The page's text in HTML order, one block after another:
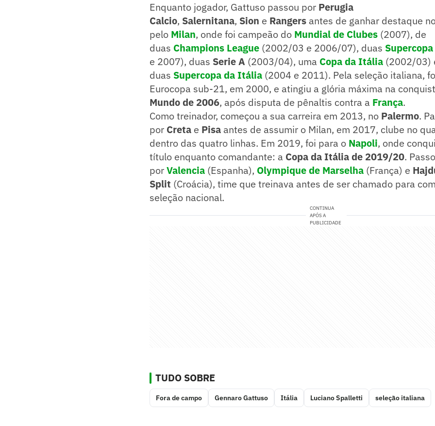
Enquanto jogador, Gattuso passou por Perugia
Calcio, Salernitana, Sion e Rangers antes de ganhar destaque
pelo Milan, onde foi campeão do Mundial de Clubes (2007), de
duas Champions League (2002/03 e 2006/07), duas
e 2007), duas Serie A (2003/04), uma Copa da Itália (2002/03)
duas Supercopa da Itália (2004 e 2011). Pela seleção italiana,
Eurocopa sub-21, em 2000, e atingiu a glória máxima na
Mundo de 2006, após disputa de pênaltis contra a França.
Como treinador, começou a sua carreira em 2013, no Palermo.
por Creta e Pisa antes de assumir o Milan, em 2017, clube no
dentro das quatro linhas. Em 2019, foi para o Napoli, onde
título enquanto comandante: a Copa da Itália de 2019/20.
porValencia (Espanha), Olympique de Marselha (França) e
Split (Croácia), time que treinava antes de ser chamado para
seleção nacional.
CONTINUA
APÓS A
PUBLICIDADE
TUDO SOBRE
Fora de campo Gennaro Gattuso Itália Luciano Spalletti seleção italiana